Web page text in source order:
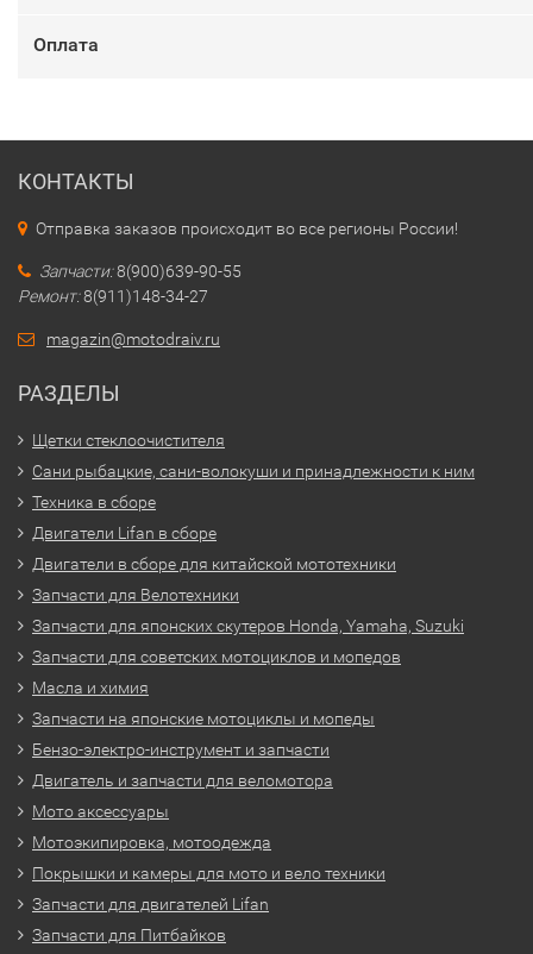
Оплата
КОНТАКТЫ
Отправка заказов происходит во все регионы России!
Запчасти:8(900)639-90-55
Ремонт:8(911)148-34-27
magazin@motodraiv.ru
РАЗДЕЛЫ
Щетки стеклоочистителя
Сани рыбацкие, сани-волокуши и принадлежности к ним
Техника в сборе
Двигатели Lifan в сборе
Двигатели в сборе для китайской мототехники
Запчасти для Велотехники
Запчасти для японских скутеров Honda, Yamaha, Suzuki
Запчасти для советских мотоциклов и мопедов
Масла и химия
Запчасти на японские мотоциклы и мопеды
Бензо-электро-инструмент и запчасти
Двигатель и запчасти для веломотора
Мото аксессуары
Мотоэкипировка, мотоодежда
Покрышки и камеры для мото и вело техники
Запчасти для двигателей Lifan
Запчасти для Питбайков